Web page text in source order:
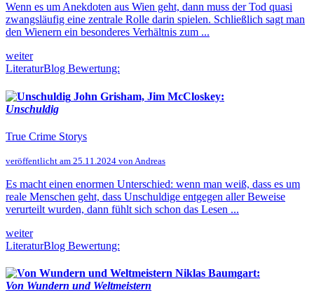
Wenn es um Anekdoten aus Wien geht, dann muss der Tod quasi
zwangsläufig eine zentrale Rolle darin spielen. Schließlich sagt man
den Wienern ein besonderes Verhältnis zum ...
weiter
LiteraturBlog Bewertung:
John Grisham, Jim McCloskey:
Unschuldig
True Crime Storys
veröffentlicht am 25.11.2024 von Andreas
Es macht einen enormen Unterschied: wenn man weiß, dass es um
reale Menschen geht, dass Unschuldige entgegen aller Beweise
verurteilt wurden, dann fühlt sich schon das Lesen ...
weiter
LiteraturBlog Bewertung:
Niklas Baumgart:
Von Wundern und Weltmeistern